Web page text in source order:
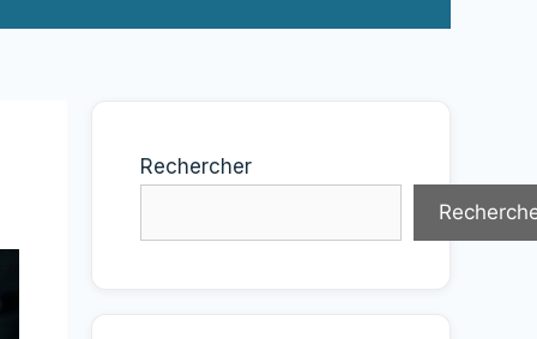
Rechercher